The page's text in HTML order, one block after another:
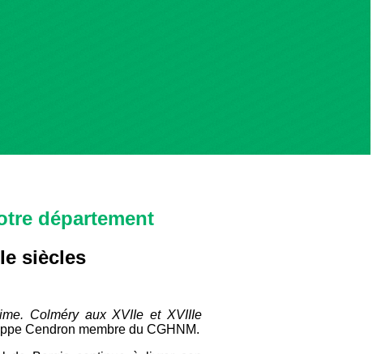
département
siècles
Colméry aux XVIIe et XVIIIe
Cendron membre du CGHNM.